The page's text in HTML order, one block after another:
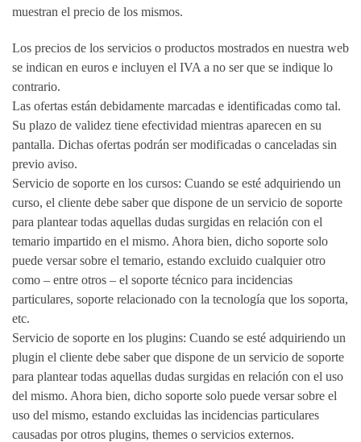
muestran el precio de los mismos.
Los precios de los servicios o productos mostrados en nuestra web
se indican en euros e incluyen el IVA a no ser que se indique lo
contrario.
Las ofertas están debidamente marcadas e identificadas como tal.
Su plazo de validez tiene efectividad mientras aparecen en su
pantalla. Dichas ofertas podrán ser modificadas o canceladas sin
previo aviso.
Servicio de soporte en los cursos: Cuando se esté adquiriendo un
curso, el cliente debe saber que dispone de un servicio de soporte
para plantear todas aquellas dudas surgidas en relación con el
temario impartido en el mismo. Ahora bien, dicho soporte solo
puede versar sobre el temario, estando excluido cualquier otro
como – entre otros – el soporte técnico para incidencias
particulares, soporte relacionado con la tecnología que los soporta,
etc.
Servicio de soporte en los plugins: Cuando se esté adquiriendo un
plugin el cliente debe saber que dispone de un servicio de soporte
para plantear todas aquellas dudas surgidas en relación con el uso
del mismo. Ahora bien, dicho soporte solo puede versar sobre el
uso del mismo, estando excluidas las incidencias particulares
causadas por otros plugins, themes o servicios externos.